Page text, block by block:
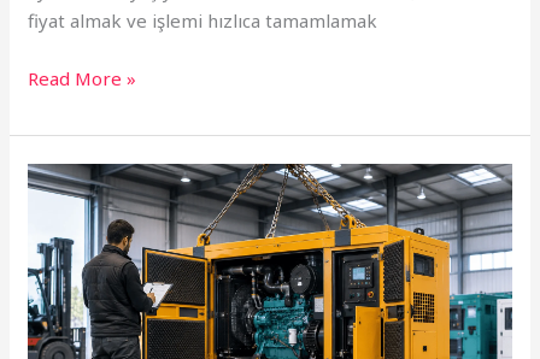
fiyat almak ve işlemi hızlıca tamamlamak
Read More »
Jeneratör
Satmak
İstiyorum